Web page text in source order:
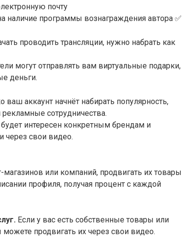
почту
наличие программы вознаграждения автора ✅
проводить трансляции, нужно набрать как
могут отправлять вам виртуальные подарки,
деньги.
ваш аккаунт начнёт набирать популярность,
сотрудничества.
интересен конкретным брендам и
через свои видео.
или компаний, продвигать их товары
профиля, получая процент с каждой
Если у вас есть собственные товары или
продвигать их через свои видео.